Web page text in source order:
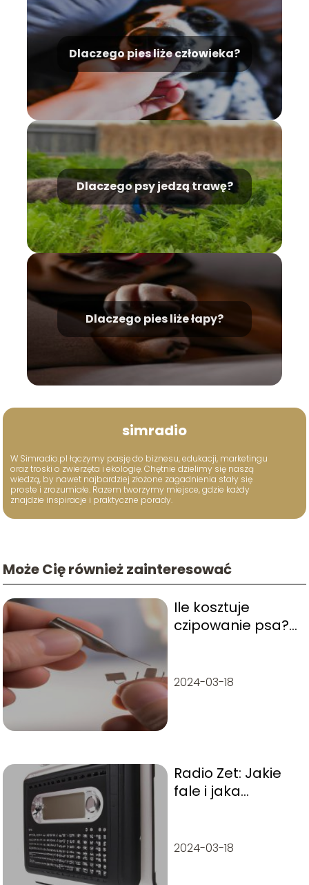
Dlaczego pies liże człowieka?
Dlaczego psy jedzą trawę?
Dlaczego pies liże łapy?
simradio
W Simradio.pl łączymy pasję do biznesu, edukacji, marketingu
oraz troski o zwierzęta i ekologię. Chętnie dzielimy się naszą
wiedzą, by nawet najbardziej złożone zagadnienia stały się
proste i zrozumiałe. Razem tworzymy miejsce, gdzie każdy
znajdzie inspiracje i praktyczne porady.
Może Cię również zainteresować
Ile kosztuje
czipowanie psa?
2024-03-18
Radio Zet: Jakie
fale i jaka
2024-03-18